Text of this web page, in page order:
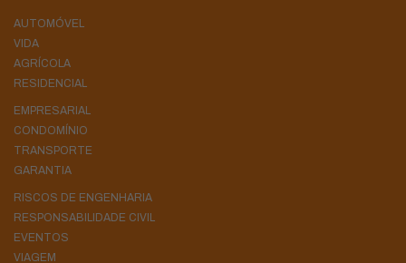
AUTOMÓVEL
VIDA
AGRÍCOLA
RESIDENCIAL
EMPRESARIAL
CONDOMÍNIO
TRANSPORTE
GARANTIA
RISCOS DE ENGENHARIA
RESPONSABILIDADE CIVIL
EVENTOS
VIAGEM